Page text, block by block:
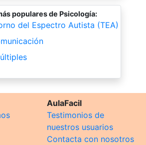
populares de Psicología:
del Espectro Autista (TEA)
AulaFacil
Testimonios de
nuestros usuarios
Contacta con nosotros